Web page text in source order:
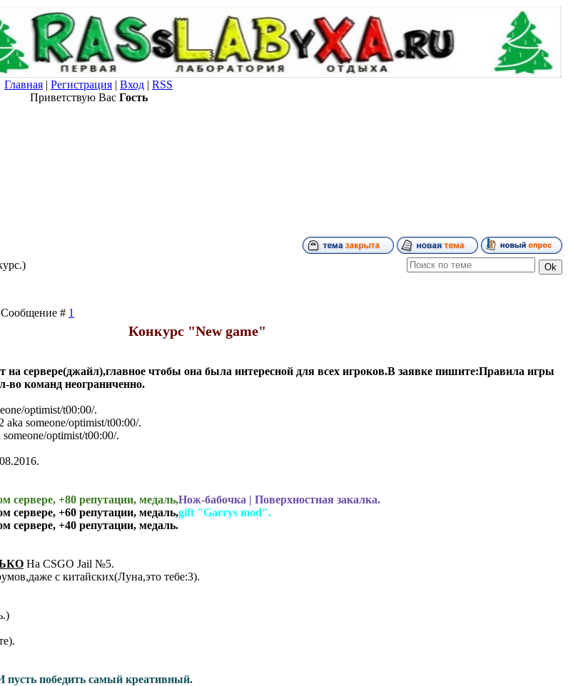
Главная | Регистрация | Вход | RSS
Приветствую Вас Гость
# 1
Конкурс "New game"
на сервере(джайл),главное чтобы она была интересной для всех игроков.В заявке пишите:Правила игры
во команд неограниченно.
optimist/t00:00/.
someone/optimist/t00:00/.
optimist/t00:00/.
сервере, +80 репутации, медаль,Нож-бабочка | Поверхностная закалка.
сервере, +60 репутации, медаль,gift "Garrys mod".
сервере, +40 репутации, медаль.
На CSGO Jail №5.
с китайских(Луна,это тебе:3).
пусть победить самый креативный.